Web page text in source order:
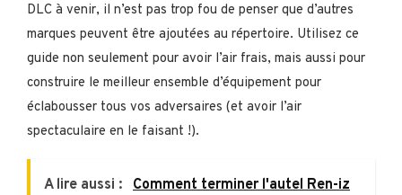
DLC à venir, il n’est pas trop fou de penser que d’autres
marques peuvent être ajoutées au répertoire. Utilisez ce
guide non seulement pour avoir l’air frais, mais aussi pour
construire le meilleur ensemble d’équipement pour
éclabousser tous vos adversaires (et avoir l’air
spectaculaire en le faisant !).
A lire aussi :
Comment terminer l'autel Ren-iz